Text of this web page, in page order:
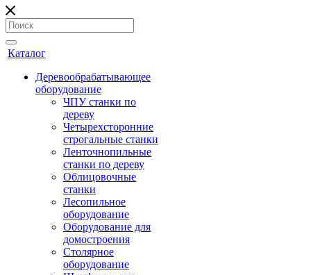
Каталог
Деревообрабатывающее
оборудование
ЧПУ станки по
дереву
Четырехсторонние
строгальные станки
Ленточнопильные
станки по дереву
Облицовочные
станки
Лесопильное
оборудование
Оборудование для
домостроения
Столярное
оборудование